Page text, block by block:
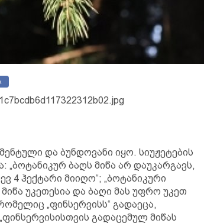
და ბუნდოვანი იყო. სიუჟეტების
„ბოტანიკურ ბაღს მიწა არ დაუკარგავს,
4 ჰექტარი მიიღო“; „ბოტანიკური
უკეთესია და ბაღი მას უფრო უკეთ
„ფინსერვისს“ გადაეცა,
გადაცემულ მიწას